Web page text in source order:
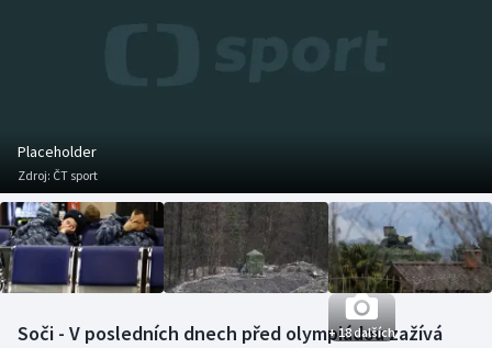
Basketbal
Biatlon
Boby a skeleton
Historické návraty
Aplikace ČT sport
AZ kvíz
Placeholder
Zdroj: ČT sport
+ 18 dalších
Soči - V posledních dnech před olympiádou zažívá